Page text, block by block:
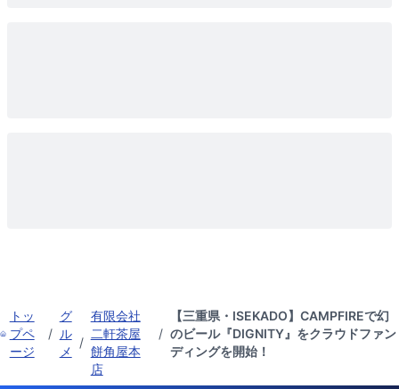
トッ
プペ
ージ
/
グ
ル
メ
/
有限会社
二軒茶屋
餅角屋本
店
/
【三重県・ISEKADO】CAMPFIREで幻
のビール『DIGNITY』をクラウドファン
ディングを開始！